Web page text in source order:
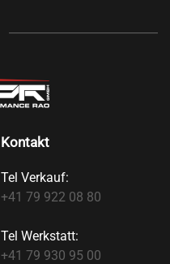
Kontakt
Tel Verkauf:
+41 79 922 08 80
Tel Werkstatt:
+41 79 930 95 00